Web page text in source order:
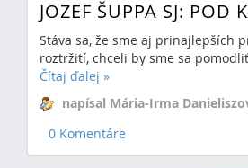
JOZEF ŠUPPA SJ: POD
Stáva sa, že sme aj prinajlepších
roztržití, chceli by sme sa
Čítaj ďalej »
napísal Mária-Irma
0 Komentáre